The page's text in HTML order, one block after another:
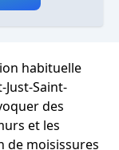
habituelle
Just-Saint-
des
et les
de moisissures